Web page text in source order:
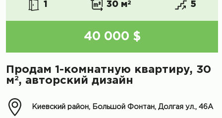
1 30 м2 5
40 000 $
Продам 1-комнатную квартиру, 30
м2, авторский дизайн
Киевский район, Большой Фонтан, Долгая ул., 46А